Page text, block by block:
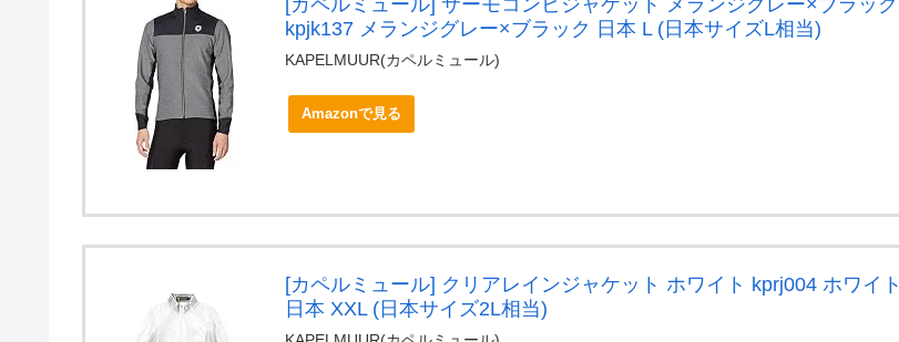
[カペルミュール] サーモコンビジャケット メランジグレー×ブラック
kpjk137 メランジグレー×ブラック 日本 L (日本サイズL相当)
KAPELMUUR(カペルミュール)
Amazonで見る
[カペルミュール] クリアレインジャケット ホワイト kprj004 ホワイト
日本 XXL (日本サイズ2L相当)